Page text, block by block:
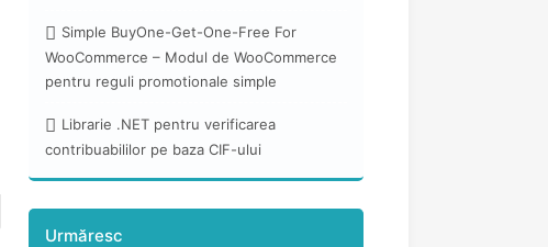
Simple BuyOne-Get-One-Free For
WooCommerce – Modul de WooCommerce
pentru reguli promotionale simple
Librarie .NET pentru verificarea
contribuabililor pe baza CIF-ului
Urmăresc